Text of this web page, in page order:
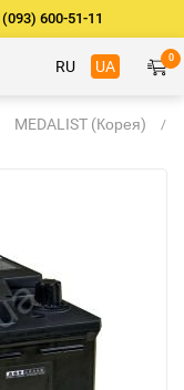
(093) 600-51-11
RU UA 0
MEDALIST (Корея)